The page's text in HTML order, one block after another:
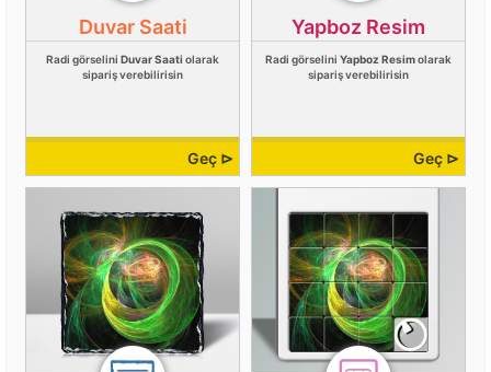
Duvar Saati
Radi görselini Duvar Saati olarak
sipariş verebilirisin
Geç ⊳
Yapboz Resim
Radi görselini Yapboz Resimolarak
sipariş verebilirisin
Geç ⊳